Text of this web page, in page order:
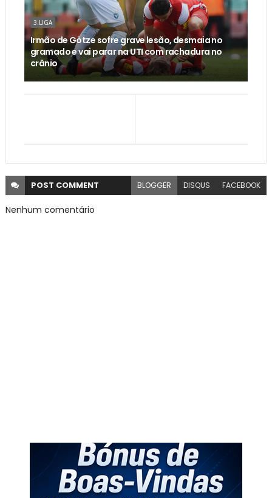
3.LIGA
Irmão de Götze sofre grave lesão, desmaia no
gramado e vai parar na UTI com rachadura no
crânio
POST COMMENT BLOGGER DISQUS FACEBOOK
Nenhum comentário